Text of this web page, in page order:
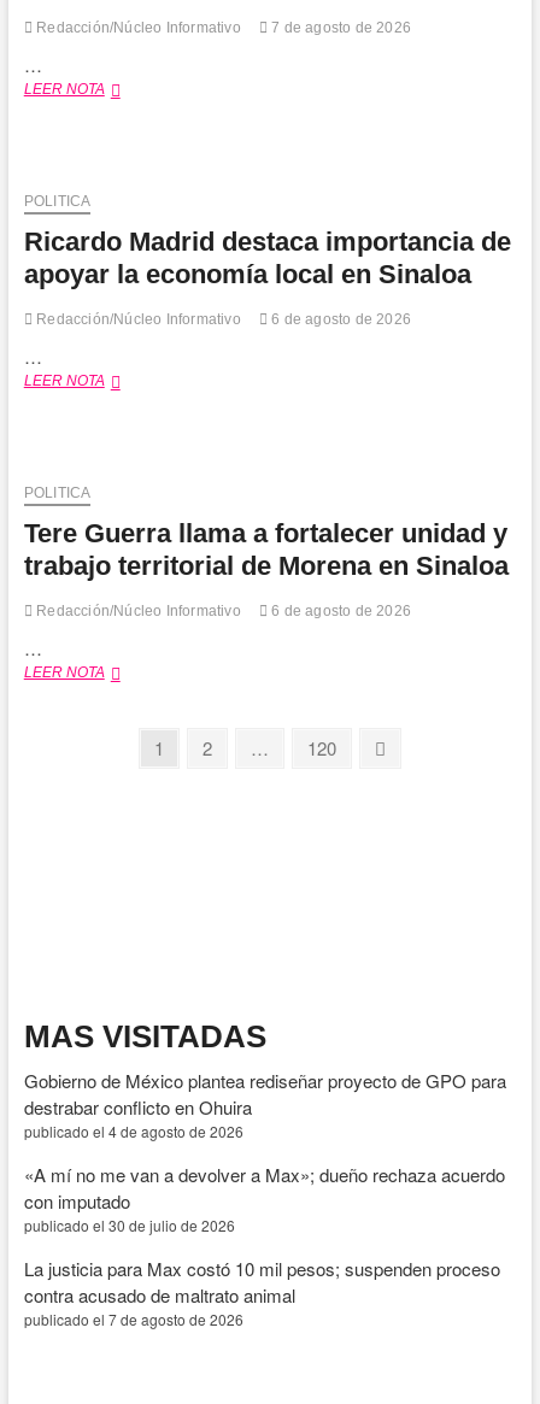
Redacción/Núcleo Informativo 7 de agosto de 2026
…
LEER NOTAOmar
el
pueblo
el
piso
Transformación
POLITICA
Ricardo Madrid destaca importancia de
apoyar la economía local en Sinaloa
Redacción/Núcleo Informativo 6 de agosto de 2026
…
LEER NOTARicardo
economía
local
en
POLITICA
Tere Guerra llama a fortalecer unidad y
trabajo territorial de Morena en Sinaloa
Redacción/Núcleo Informativo 6 de agosto de 2026
…
LEER NOTATere
fortalecer
PaginaciónPágina
1 Página
2 … Página
120
Página
MAS VISITADAS
Gobierno de México plantea rediseñar proyecto de GPO para
destrabar conflicto en Ohuira
publicado el 4 de agosto de 2026
«A mí no me van a devolver a Max»; dueño rechaza acuerdo
con imputado
publicado el 30 de julio de 2026
La justicia para Max costó 10 mil pesos; suspenden proceso
contra acusado de maltrato animal
publicado el 7 de agosto de 2026